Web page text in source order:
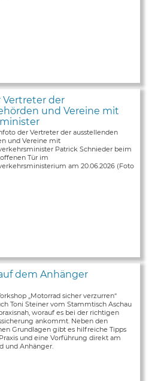
der
und Vereine mit
der Vertreter der ausstellenden
und Vereine mit
Patrick Schnieder beim
Tür im
am 20.06.2026 (Foto
dem Anhänger
„Motorrad sicher verzurren“
Toni Steiner vom Stammtisch Aschau
worauf es bei der richtigen
ankommt. Neben den
Grundlagen gibt es hilfreiche Tipps
und eine Vorführung direkt am
und Anhänger.